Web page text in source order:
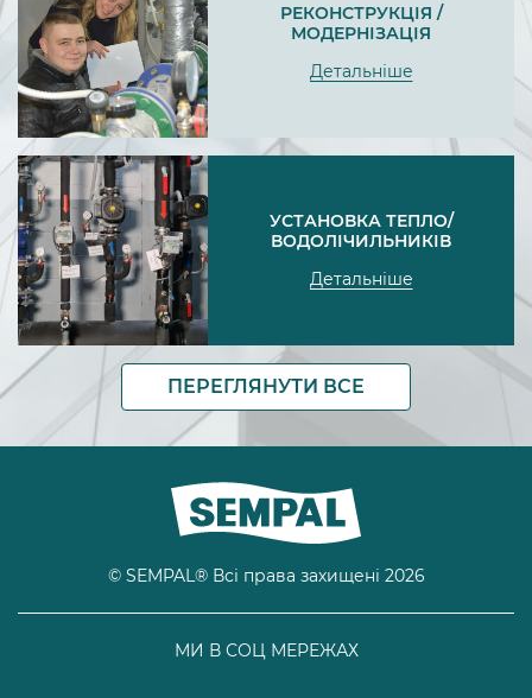
РЕКОНСТРУКЦІЯ /
МОДЕРНІЗАЦІЯ
Детальніше
УСТАНОВКА ТЕПЛО/
ВОДОЛІЧИЛЬНИКІВ
Детальніше
ПЕРЕГЛЯНУТИ ВСЕ
© SEMPAL® Всі права захищені 2026
МИ В СОЦ МЕРЕЖАХ